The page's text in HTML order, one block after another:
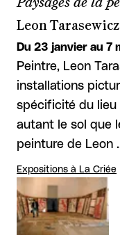
Leon Tarasewicz
Du 23 janvier au 7
Peintre, Leon
installations
spécificité du lieu
autant le sol que
peinture de Leon
Expositions à La Criée